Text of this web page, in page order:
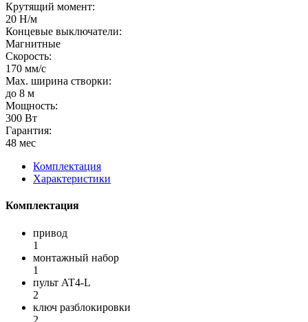
Крутящий момент:
20 Н/м
Концевые выключатели:
Магнитные
Скорость:
170 мм/с
Max. ширина створки:
до 8 м
Мощность:
300 Вт
Гарантия:
48 мес
Комплектация
Характеристики
Комплектация
привод
1
монтажный набор
1
пульт AT4-L
2
ключ разблокировки
2